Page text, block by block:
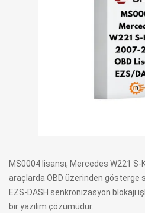
MS0004 lisansı, Mercedes W221
araçlarda OBD üzerinden gösterge
EZS-DASH senkronizasyon blokajı
bir yazılım çözümüdür.